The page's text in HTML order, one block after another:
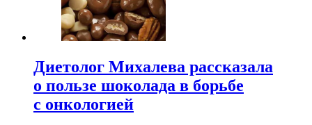
Диетолог Михалева рассказала
о пользе шоколада в борьбе
с онкологией